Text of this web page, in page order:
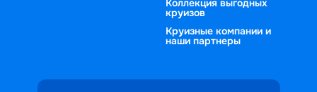
круизов
Круизные компании и
наши партнеры